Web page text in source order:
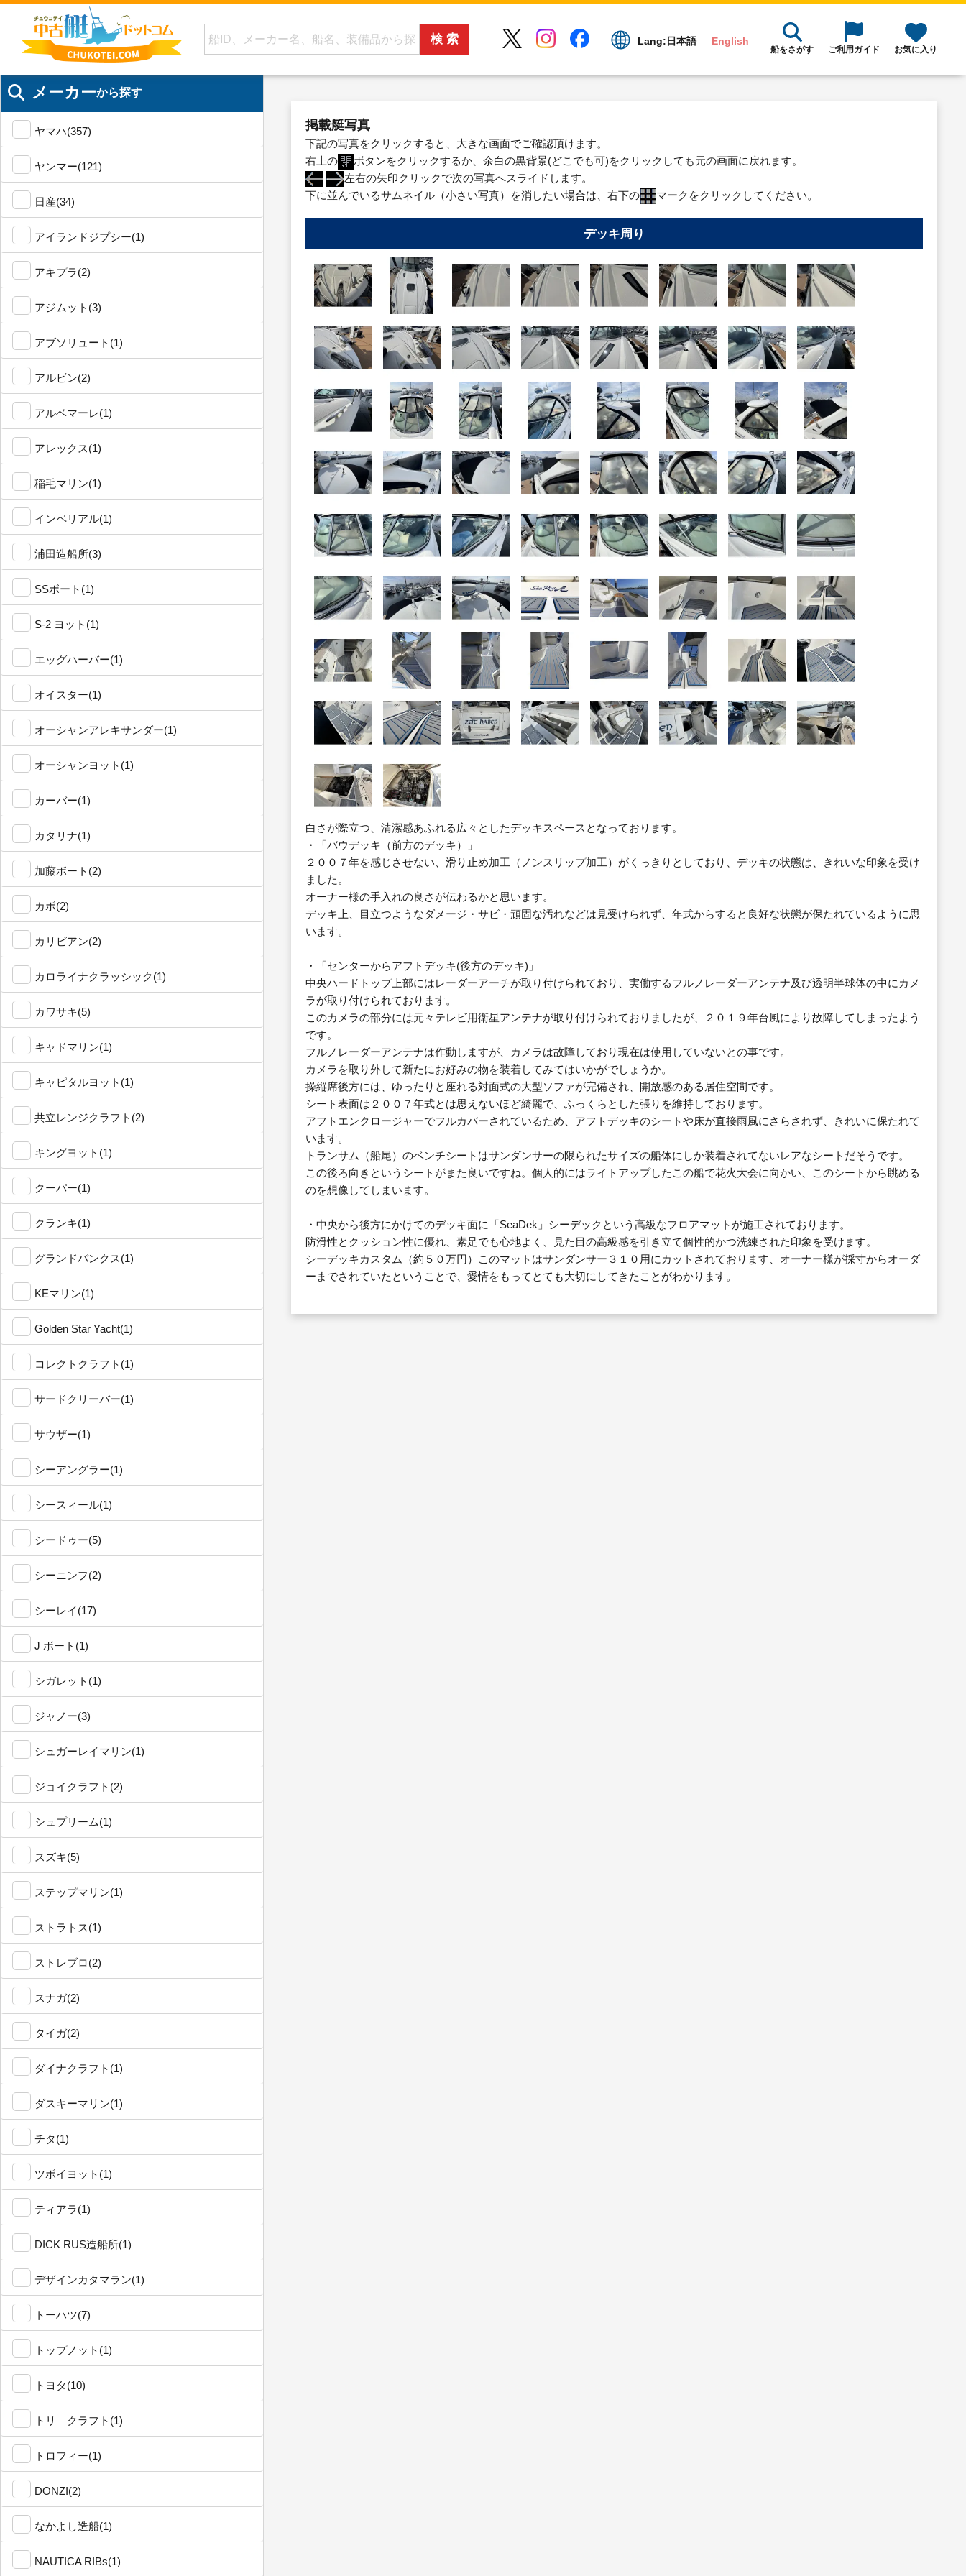
Lang: 日本語 English
船をさがす ご利用ガイド お気に入り
メーカーから探す
ヤマハ(357)
ヤンマー(121)
日産(34)
アイランドジプシー(1)
アキプラ(2)
アジムット(3)
アブソリュート(1)
アルビン(2)
アルベマーレ(1)
アレックス(1)
稲毛マリン(1)
インペリアル(1)
浦田造船所(3)
SSボート(1)
S-2 ヨット(1)
エッグハーバー(1)
オイスター(1)
オーシャンアレキサンダー(1)
オーシャンヨット(1)
カーバー(1)
カタリナ(1)
加藤ボート(2)
カボ(2)
カリビアン(2)
カロライナクラッシック(1)
カワサキ(5)
キャドマリン(1)
キャピタルヨット(1)
共立レンジクラフト(2)
キングヨット(1)
クーパー(1)
クランキ(1)
グランドバンクス(1)
KEマリン(1)
Golden Star Yacht(1)
コレクトクラフト(1)
サードクリーバー(1)
サウザー(1)
シーアングラー(1)
シースィール(1)
シードゥー(5)
シーニンフ(2)
シーレイ(17)
J ボート(1)
シガレット(1)
ジャノー(3)
シュガーレイマリン(1)
ジョイクラフト(2)
シュプリーム(1)
スズキ(5)
ステップマリン(1)
ストラトス(1)
ストレブロ(2)
スナガ(2)
タイガ(2)
ダイナクラフト(1)
ダスキーマリン(1)
チタ(1)
ツボイヨット(1)
ティアラ(1)
DICK RUS造船所(1)
デザインカタマラン(1)
トーハツ(7)
トップノット(1)
トヨタ(10)
トリ―クラフト(1)
トロフィー(1)
DONZI(2)
なかよし造船(1)
NAUTICA RIBs(1)
掲載艇写真
下記の写真をクリックすると、大きな画面でご確認頂けます。
右上の
ボタンをクリックするか、余白の黒背景(どこでも可)をクリックしても元の画面に戻れます。
左右の矢印クリックで次の写真へスライドします。
下に並んでいるサムネイル（小さい写真）を消したい場合は、右下の
マークをクリックしてください。
デッキ周り
白さが際立つ、清潔感あふれる広々としたデッキスペースとなっております。
・「バウデッキ（前方のデッキ）」
２００７年を感じさせない、滑り止め加工（ノンスリップ加工）がくっきりとしており、デッキの状態は、きれいな印象を受け
ました。
オーナー様の手入れの良さが伝わるかと思います。
デッキ上、目立つようなダメージ・サビ・頑固な汚れなどは見受けられず、年式からすると良好な状態が保たれているように思
います。
・「センターからアフトデッキ(後方のデッキ)」
中央ハードトップ上部にはレーダーアーチが取り付けられており、実働するフルノレーダーアンテナ及び透明半球体の中にカメ
ラが取り付けられております。
このカメラの部分には元々テレビ用衛星アンテナが取り付けられておりましたが、２０１９年台風により故障してしまったよう
です。
フルノレーダーアンテナは作動しますが、カメラは故障しており現在は使用していないとの事です。
カメラを取り外して新たにお好みの物を装着してみてはいかがでしょうか。
操縦席後方には、ゆったりと座れる対面式の大型ソファが完備され、開放感のある居住空間です。
シート表面は２００７年式とは思えないほど綺麗で、ふっくらとした張りを維持しております。
アフトエンクロージャーでフルカバーされているため、アフトデッキのシートや床が直接雨風にさらされず、きれいに保たれて
います。
トランサム（船尾）のベンチシートはサンダンサーの限られたサイズの船体にしか装着されてないレアなシートだそうです。
この後ろ向きというシートがまた良いですね。個人的にはライトアップしたこの船で花火大会に向かい、このシートから眺める
のを想像してしまいます。
・中央から後方にかけてのデッキ面に「SeaDek」シーデックという高級なフロアマットが施工されております。
防滑性とクッション性に優れ、素足でも心地よく、見た目の高級感を引き立て個性的かつ洗練された印象を受けます。
シーデッキカスタム（約５０万円）このマットはサンダンサー３１０用にカットされております、オーナー様が採寸からオーダ
ーまでされていたということで、愛情をもってとても大切にしてきたことがわかります。